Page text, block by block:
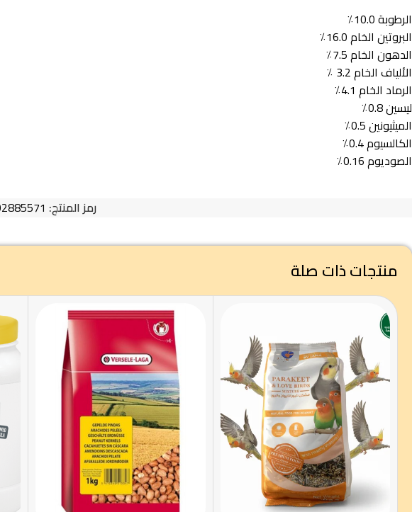
الرطوبة 10.0٪
البروتين الخام 16.0٪
الدهون الخام 7.5٪
الألياف الخام 3.2 ٪
الرماد الخام 4.1٪
ليسين 0.8٪
الميثيونين 0.5٪
الكالسيوم 0.4٪
الصوديوم 0.16٪
رمز المنتج:
منتجات ذات صلة